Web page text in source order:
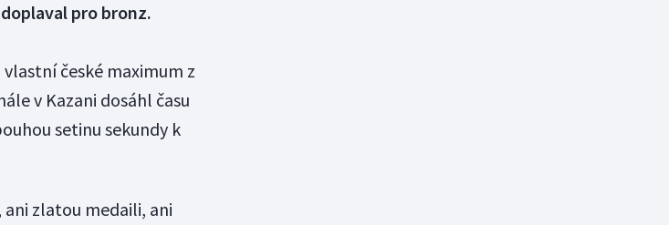
pro bronz.
české maximum z
v Kazani dosáhl času
setinu sekundy k
ani zlatou medaili, ani